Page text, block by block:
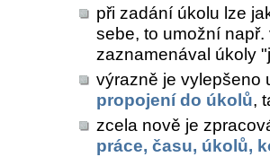
při zadání úkolu lze
sebe, to umožní
zaznamenával úkoly
výrazně je vylepšeno
propojení do úkolů,
zcela nově je
práce, času, úkolů,